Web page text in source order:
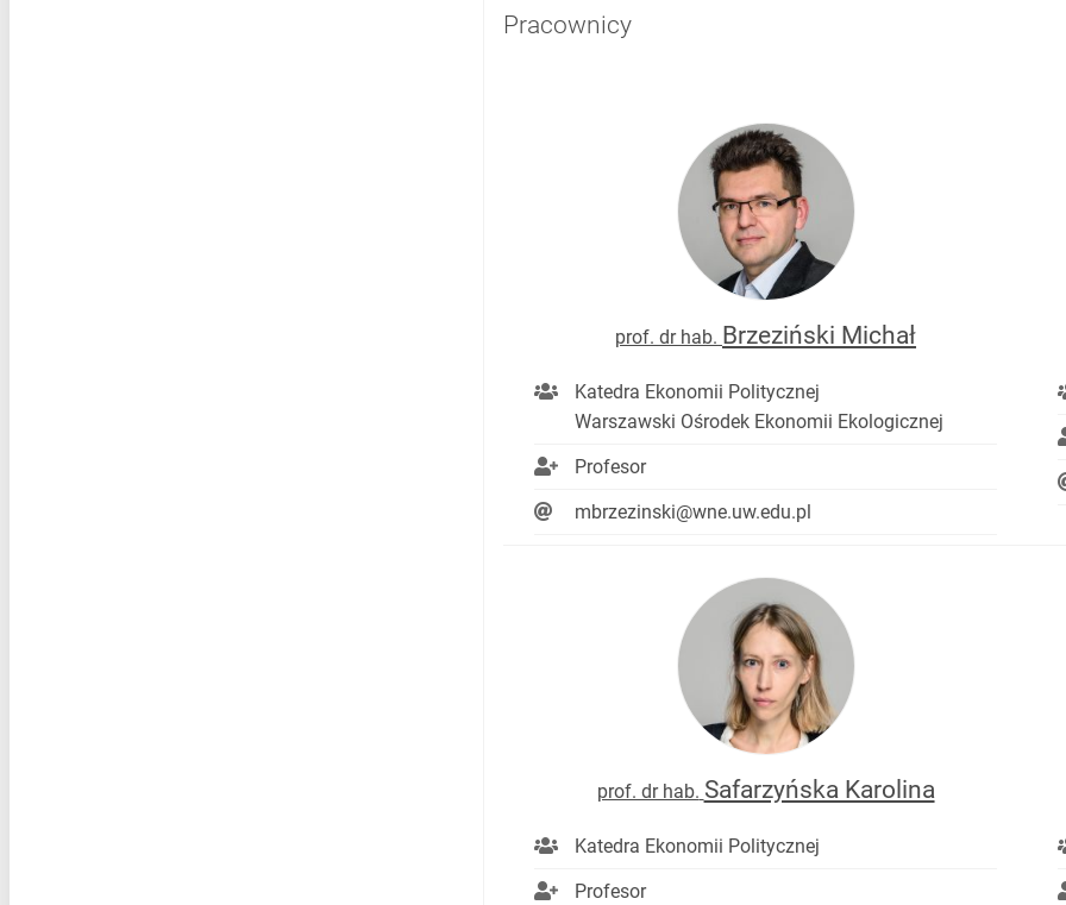
Pracownicy
prof. dr hab. Brzeziński Michał
Katedra Ekonomii Politycznej
Warszawski Ośrodek Ekonomii Ekologicznej
Profesor
mbrzezinski@wne.uw.edu.pl
prof. dr hab. Safarzyńska Karolina
Katedra Ekonomii Politycznej
Profesor